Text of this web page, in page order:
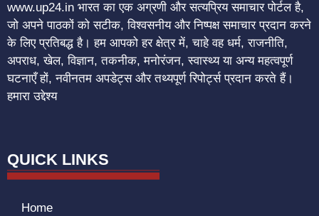
www.up24.in भारत का एक अग्रणी और सत्यप्रिय समाचार पोर्टल है,
जो अपने पाठकों को सटीक, विश्वसनीय और निष्पक्ष समाचार प्रदान करने
के लिए प्रतिबद्ध है। हम आपको हर क्षेत्र में, चाहे वह धर्म, राजनीति,
अपराध, खेल, विज्ञान, तकनीक, मनोरंजन, स्वास्थ्य या अन्य महत्वपूर्ण
घटनाएँ हों, नवीनतम अपडेट्स और तथ्यपूर्ण रिपोर्ट्स प्रदान करते हैं।
हमारा उद्देश्य
QUICK LINKS
Home